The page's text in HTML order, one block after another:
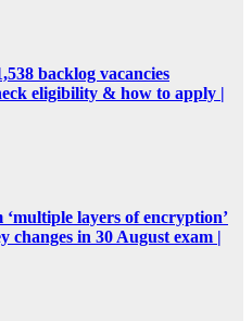
backlog vacancies
eligibility & how to apply |
layers of encryption’
changes in 30 August exam |